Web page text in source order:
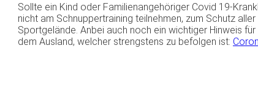
Sollte ein Kind oder Familienangehöriger Covid 19-
nicht am Schnuppertraining teilnehmen, zum Schutz
Sportgelände. Anbei auch noch ein wichtiger Hinweis
dem Ausland, welcher strengstens zu befolgen ist: